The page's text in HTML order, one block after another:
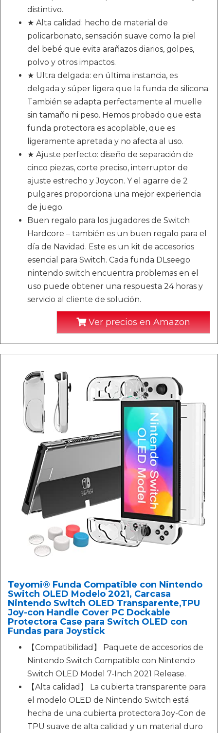
distintivo.
★ Alta calidad: hecho de material de
policarbonato, sensación suave como la piel
del bebé que evita arañazos diarios, golpes,
polvo y otros impactos.
★ Ultra delgada: en última instancia, es
delgada y súper ligera que la funda de silicona.
También se adapta perfectamente al muelle
sin tamaño ni peso. Hemos probado que esta
funda protectora es acoplable, que es
ligeramente apretada y no afecta al uso.
★ Ajuste perfecto: diseño de separación de
cinco piezas, corte preciso, interruptor de
ajuste estrecho y Joycon. Y el agarre de 2
pulgares proporciona una mejor experiencia
de juego.
Buen regalo para los jugadores de Switch
Hardcore – también es un buen regalo para el
día de Navidad. Este es un kit de accesorios
esencial para Switch. Cada funda DLseego
nintendo switch encuentra problemas en el
uso puede obtener una respuesta 24 horas y
servicio al cliente de solución.
Ver precios en Amazon
Teyomi® Funda Compatible con Nintendo
Switch OLED Modelo 2021, Carcasa
Nintendo Switch OLED Transparente,TPU
Joy-con Handle Cover PC Dockable
Protectora Case para Switch OLED con
Fundas para Joystick
【Compatibilidad】 Paquete de accesorios de
Nintendo Switch Compatible con Nintendo
Switch OLED Model 7-Inch 2021 Release.
【Alta calidad】 La cubierta transparente para
el modelo OLED de Nintendo Switch está
hecha de una cubierta protectora Joy-Con de
TPU suave de alta calidad y un material duro